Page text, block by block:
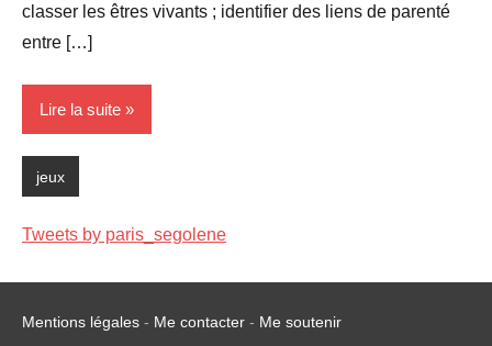
classer les êtres vivants ; identifier des liens de parenté
entre […]
Lire la suite
jeux
Tweets by paris_segolene
Mentions légales - Me contacter - Me soutenir